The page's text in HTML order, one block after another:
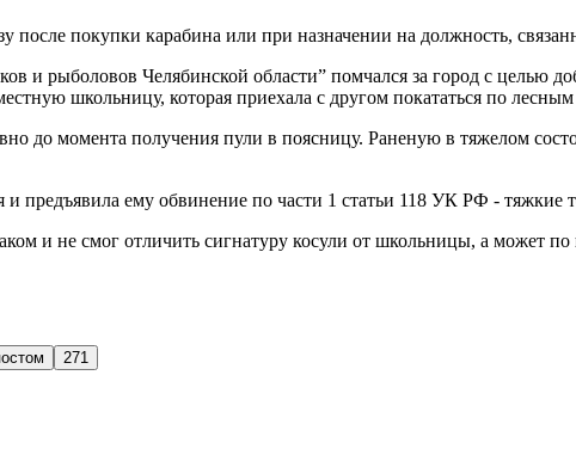
после покупки карабина или при назначении на должность,
и рыболовов Челябинской области” помчался за город с целью
школьницу, которая приехала с другом покататься по
до момента получения пули в поясницу. Раненую в тяжелом
и предъявила ему обвинение по части 1 статьи 118 УК РФ - тяжкие
и не смог отличить сигнатуру косули от школьницы, а может по
271